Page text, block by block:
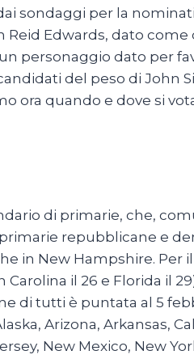
sondaggi per la
Edwards, dato
personaggio dato per
del peso di John
ora quando e dove si
di primarie, che,
repubblicane e
in New Hampshire. Per
il 26 e Florida il
di tutti è puntata al 5
Arizona, Arkansas,
New Mexico, New